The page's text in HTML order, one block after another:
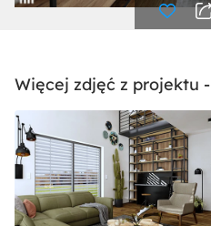
Więcej zdjęć z projektu -